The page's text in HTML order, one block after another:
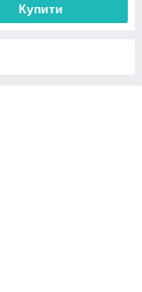
Купити